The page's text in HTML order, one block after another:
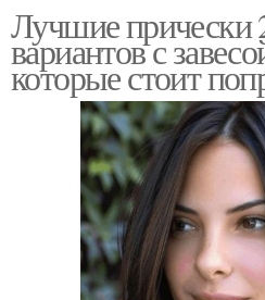
Лучшие прически
вариантов с
которые стоит